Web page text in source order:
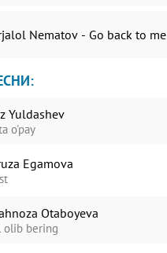
Nematov - Go back to me
Yuldashev
o'pay
Egamova
Otaboyeva
olib bering